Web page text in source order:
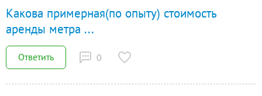
Какова примерная(по опыту) стоимость
аренды метра ...
Ответить 0